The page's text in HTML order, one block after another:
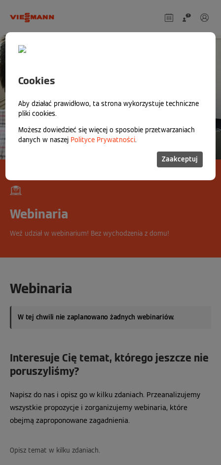
Cookies
Aby działać prawidłowo, ta strona wykorzystuje techniczne
pliki cookies.
Możesz dowiedzieć się więcej o sposobie przetwarzaniach
danych w naszej Polityce Prywatności.
Zaakceptuj
Webinaria
Weź udział w webinarium! Bez wychodzenia z domu!
Webinaria
W tej chwili nie zaplanowano żadnych webinariów.
Interesuje Cię temat, którego jeszcze nie
poruszyliśmy?
Napisz do nas i opisz go w kilku zdaniach. Przeanalizujemy
wszystkie propozycje i zorganizujemy webinaria, które
obejmą zaproponowane zagadnienia.